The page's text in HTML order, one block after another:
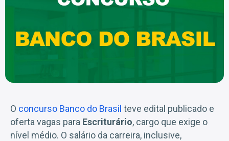
O concurso Banco do Brasil teve edital publicado e
oferta vagas para Escriturário, cargo que exige o
nível médio. O salário da carreira, inclusive,